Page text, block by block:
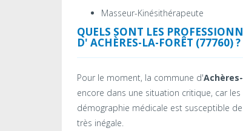
Masseur-Kinésithérapeute
QUELS SONT LES
D' ACHÈRES-LA-FORÊT (77760) ?
Pour le moment, la commune d'
encore dans une situation critique, car
démographie médicale est susceptible
très inégale.